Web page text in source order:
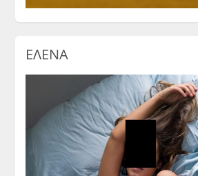
ΕΛΕΝΑ